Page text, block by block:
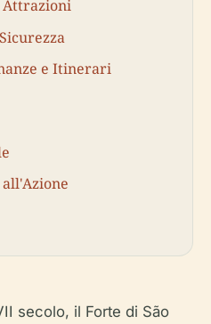
Attrazioni
e Itinerari
secolo, il Forte di São